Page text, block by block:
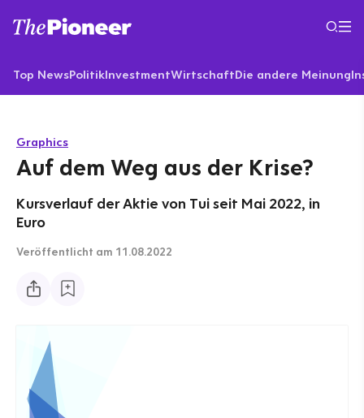
Top NewsPolitikInvestmentWirtschaftDie andere Meinung
Graphics
Auf dem Weg aus der Krise?
Kursverlauf der Aktie von Tui seit Mai 2022, in
Euro
Veröffentlicht am 11.08.2022